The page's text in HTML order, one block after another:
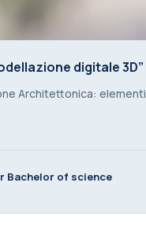
digitale 3D”
digitale 3D”
text:
Architettonica:
Bachelor of science